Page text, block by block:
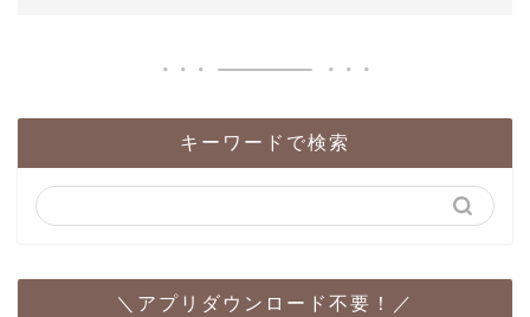
キーワードで検索
＼アプリダウンロード不要！／